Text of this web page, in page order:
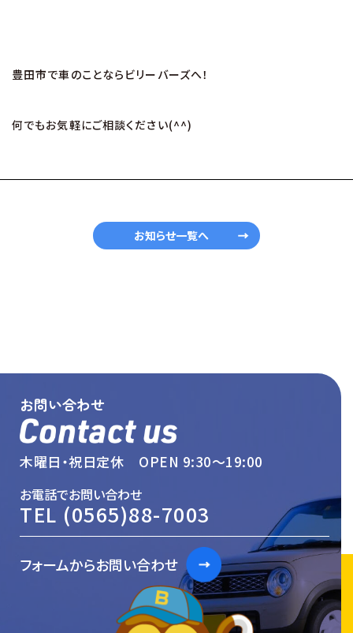
豊田市で車のことならビリーバーズへ！
何でもお気軽にご相談ください(^^)
お知らせ一覧へ
お問い合わせ
木曜日・祝日定休 OPEN 9:30〜19:00
お電話でお問い合わせ
TEL (0565)88-7003
フォームからお問い合わせ